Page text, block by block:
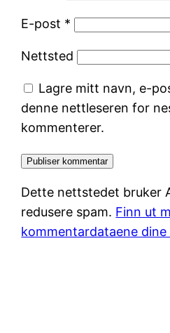
E-post *
Nettsted
Lagre mitt navn, e-
denne nettleseren for
kommenterer.
Dette nettstedet bruker
redusere spam. Finn ut
kommentardataene dine